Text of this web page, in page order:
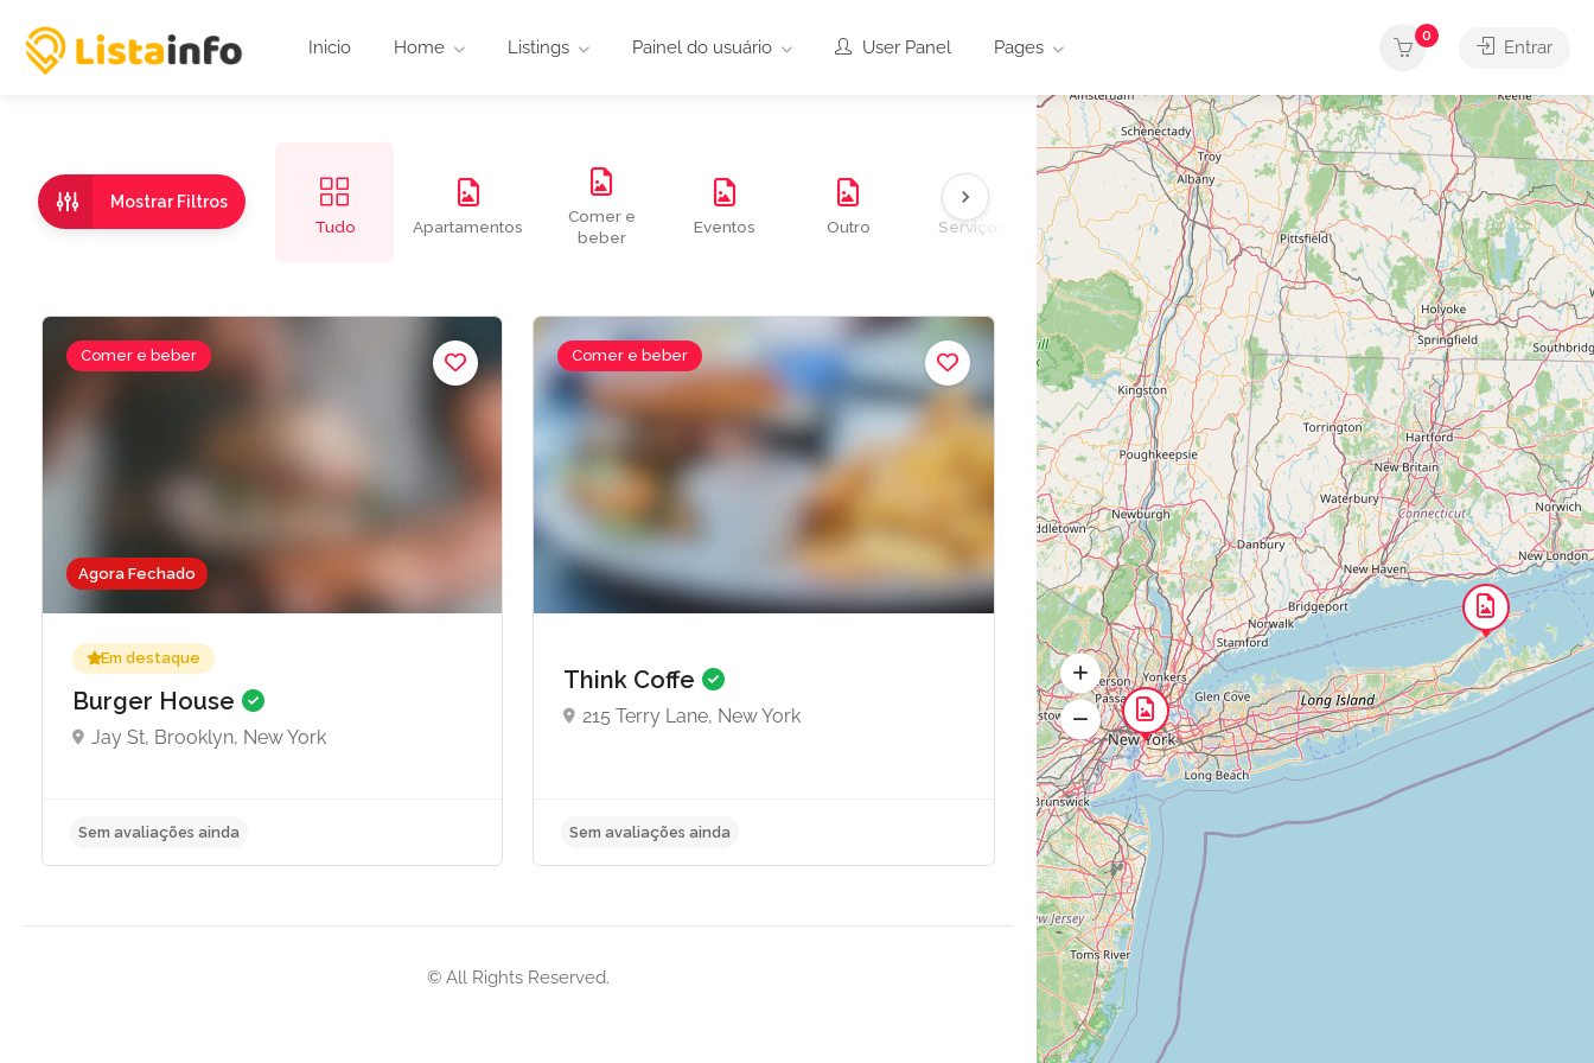
Inicio Home Listings Painel do usuário User Panel Pages
0
Entrar
Mostrar Filtros
Tudo
Apartamentos
Comer e
beber
Eventos Outro Serviços
Agora Fechado
Comer e beber
Em destaque
Burger House
Jay St, Brooklyn, New York
Comer e beber
Think Coffe
215 Terry Lane, New York
© All Rights Reserved.